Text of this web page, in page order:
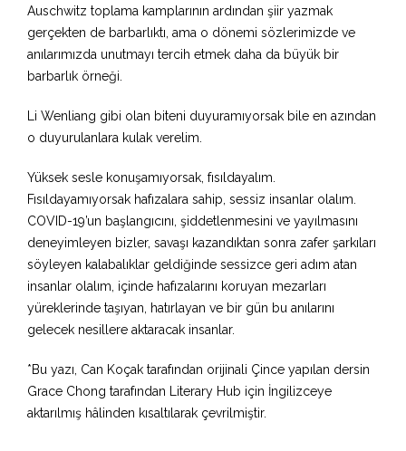
Auschwitz toplama kamplarının ardından şiir yazmak
gerçekten de barbarlıktı, ama o dönemi sözlerimizde ve
anılarımızda unutmayı tercih etmek daha da büyük bir
barbarlık örneği.
Li Wenliang gibi olan biteni duyuramıyorsak bile en azından
o duyurulanlara kulak verelim.
Yüksek sesle konuşamıyorsak, fısıldayalım.
Fısıldayamıyorsak hafızalara sahip, sessiz insanlar olalım.
COVID-19’un başlangıcını, şiddetlenmesini ve yayılmasını
deneyimleyen bizler, savaşı kazandıktan sonra zafer şarkıları
söyleyen kalabalıklar geldiğinde sessizce geri adım atan
insanlar olalım, içinde hafızalarını koruyan mezarları
yüreklerinde taşıyan, hatırlayan ve bir gün bu anılarını
gelecek nesillere aktaracak insanlar.
*Bu yazı, Can Koçak tarafından orijinali Çince yapılan dersin
Grace Chong tarafından Literary Hub için İngilizceye
aktarılmış hâlinden kısaltılarak çevrilmiştir.